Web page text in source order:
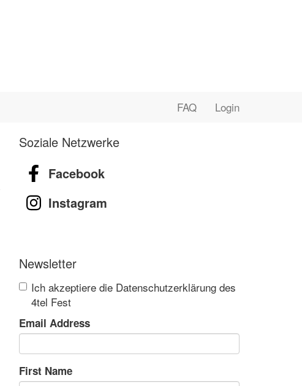
FAQ Login
Soziale Netzwerke
Facebook
Instagram
Newsletter
Ich akzeptiere die Datenschutzerklärung des
4tel Fest
Email Address
First Name